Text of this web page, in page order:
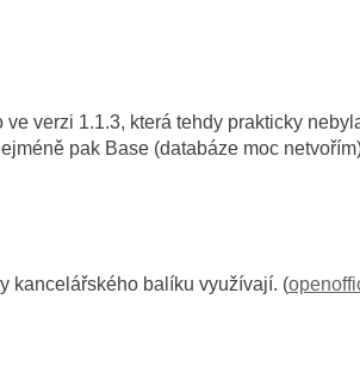
verzi 1.1.3, která tehdy prakticky
pak Base (databáze moc
kancelářského balíku využívají. (